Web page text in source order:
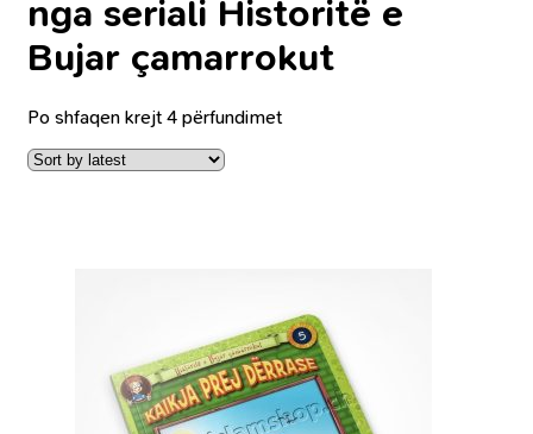
nga seriali Historitë e
Bujar çamarrokut
Po shfaqen krejt 4 përfundimet